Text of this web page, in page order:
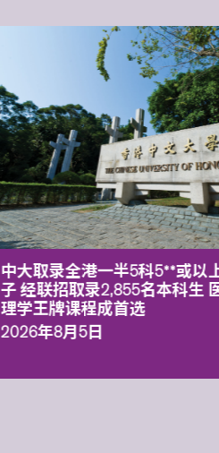
中大取录全港一半5科5**或以
子 经联招取录2,855名本科生
理学王牌课程成首选
2026年8月5日